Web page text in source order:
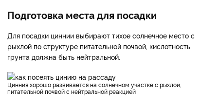
Подготовка места для посадки
Для посадки циннии выбирают тихое солнечное место с
рыхлой по структуре питательной почвой, кислотность
грунта должна быть нейтральной.
Цинния хорошо развивается на солнечном участке с рыхлой,
питательной почвой с нейтральной реакцией